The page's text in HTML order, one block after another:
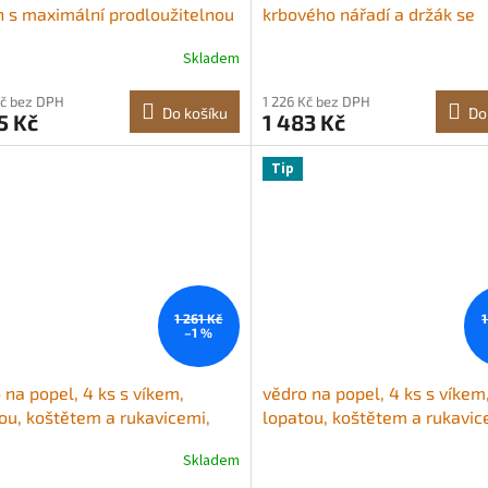
s maximální prodloužitelnou
kartáčovými hlavicemi,
a ochrannými brýlemi,
na čištění krbů pro
obdélníkové a obloukové
Skladem
bez DPH
Kč Do košíku
krbového nářadí a držák se
lopatkou na popel,
pohrabáčem do krbu,
železným příslušenstvím ke
pro táborák uvnitř/venku,
1 226 Kč bez DPH
1 483 Kč
1 261 Kč
–1 %
popel, 4 ks s víkem,
koštětem a rukavicemi,
do krbu, velký objem 15 l
Skladem
Tip
vědro na popel, 4 ks s víkem,
lopatou, koštětem a
popelník do krbu, velký